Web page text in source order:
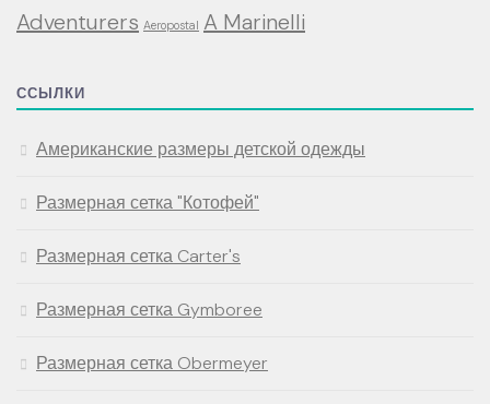
Adventurers Aeropostal A Marinelli
ССЫЛКИ
Американские размеры детской одежды
Размерная сетка "Котофей"
Размерная сетка Carter's
Размерная сетка Gymboree
Размерная сетка Obermeyer